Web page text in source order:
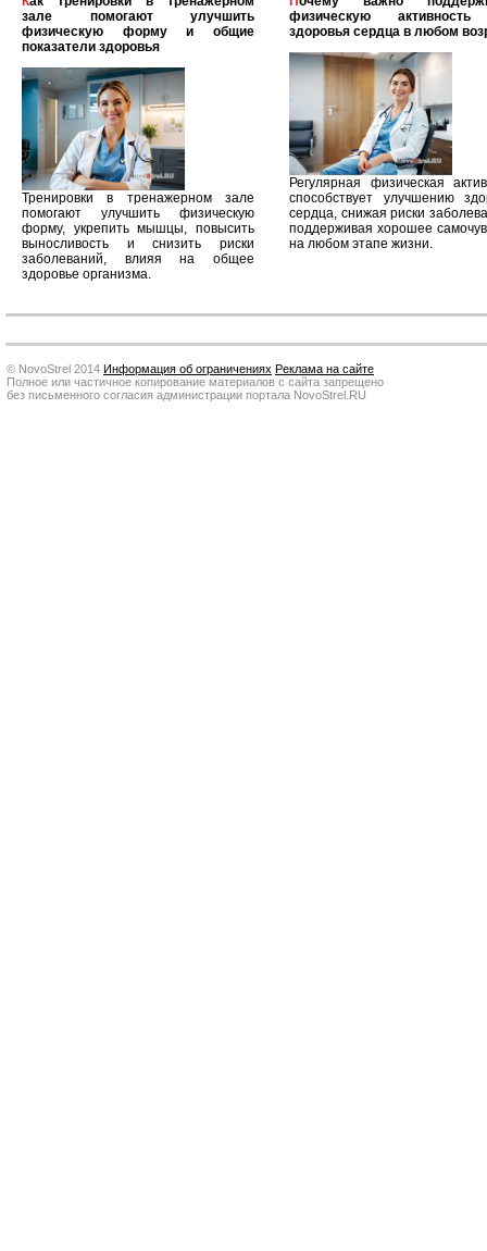
зале помогают улучшить
физическую форму и общие
показатели здоровья
Тренировки в тренажерном зале
помогают улучшить физическую
форму, укрепить мышцы, повысить
выносливость и снизить риски
заболеваний, влияя на общее
здоровье организма.
физическую
здоровья сердца в любом
Регулярная физическая
способствует улучшению
сердца, снижая риски
поддерживая хорошее
на любом этапе жизни.
© NovoStrel 2014 Информация об ограничениях Реклама на сайте
Полное или частичное копирование материалов с сайта запрещено
без письменного согласия администрации портала NovoStrel.RU